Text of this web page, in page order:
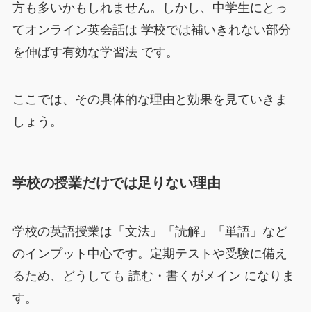
方も多いかもしれません。しかし、中学生にとっ
てオンライン英会話は 学校では補いきれない部分
を伸ばす有効な学習法 です。
ここでは、その具体的な理由と効果を見ていきま
しょう。
学校の授業だけでは足りない理由
学校の英語授業は「文法」「読解」「単語」など
のインプット中心です。定期テストや受験に備え
るため、どうしても 読む・書くがメイン になりま
す。